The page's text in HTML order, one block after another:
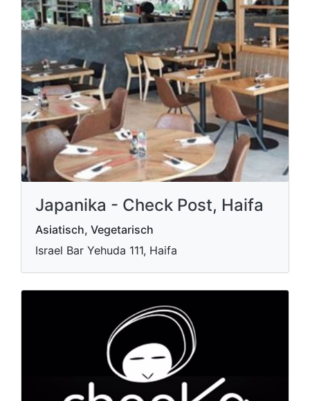
Japanika - Check Post, Haifa
Asiatisch, Vegetarisch
Israel Bar Yehuda 111, Haifa